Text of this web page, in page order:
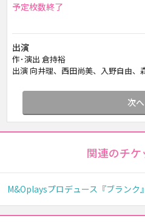
予定枚数終了
出演
作･演出 倉持裕
出演 向井理、西田尚美、入野自由、
次へ
関連のチケ
M&Oplaysプロデュース『ブランク